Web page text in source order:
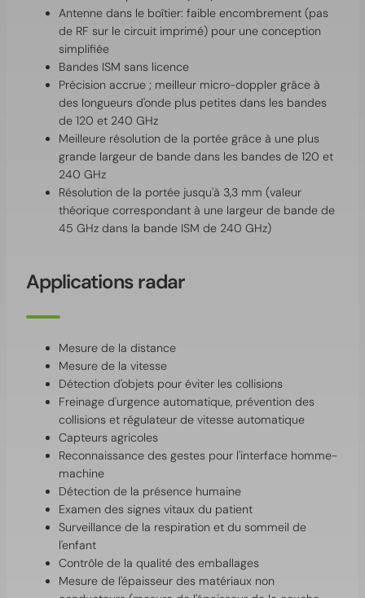
Antenne dans le boîtier: faible encombrement (pas
de RF sur le circuit imprimé) pour une conception
simplifiée
Bandes ISM sans licence
Précision accrue ; meilleur micro-doppler grâce à
des longueurs d'onde plus petites dans les bandes
de 120 et 240 GHz
Meilleure résolution de la portée grâce à une plus
grande largeur de bande dans les bandes de 120 et
240 GHz
Résolution de la portée jusqu'à 3,3 mm (valeur
théorique correspondant à une largeur de bande de
45 GHz dans la bande ISM de 240 GHz)
Applications radar
Mesure de la distance
Mesure de la vitesse
Détection d'objets pour éviter les collisions
Freinage d'urgence automatique, prévention des
collisions et régulateur de vitesse automatique
Capteurs agricoles
Reconnaissance des gestes pour l'interface homme-
machine
Détection de la présence humaine
Examen des signes vitaux du patient
Surveillance de la respiration et du sommeil de
l'enfant
Contrôle de la qualité des emballages
Mesure de l'épaisseur des matériaux non